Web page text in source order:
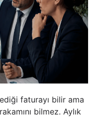
faturayı bilir ama
rakamını bilmez. Aylık